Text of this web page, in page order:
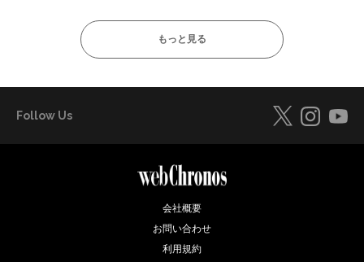
もっと見る
Follow Us
会社概要
お問い合わせ
利用規約